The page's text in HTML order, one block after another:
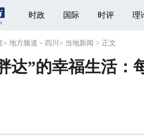
时政 国际 时评 理
> 地方频道－四川 > 当地新闻 > 正文
达”的幸福生活：